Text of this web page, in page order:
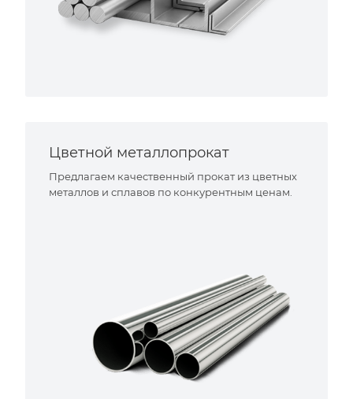
Цветной металлопрокат
Предлагаем качественный прокат из цветных
металлов и сплавов по конкурентным ценам.